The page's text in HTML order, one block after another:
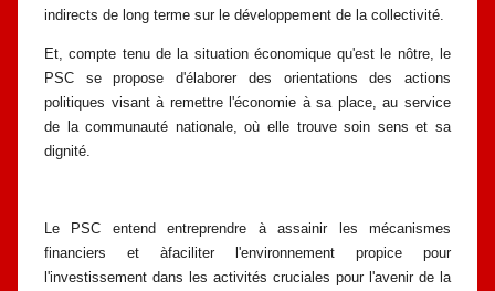
indirects de long terme sur le développement de la collectivité.
Et, compte tenu de la situation économique qu'est le nôtre, le
PSC sepropose d'élaborer des orientations des actions
politiques visant à remettre l'économie à sa place, au service
de la communauté nationale, où elle trouvesoin sens et sa
dignité.
Le PSC entend entreprendre à assainir les mécanismes
financiers et àfaciliter l'environnement propice pour
l'investissement dans les activités cruciales pour l'avenir de la